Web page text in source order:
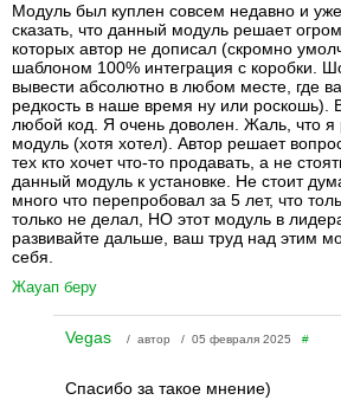
Модуль был куплен совсем недавно и
сказать, что данный модуль решает
которых автор не дописал (скромно
шаблоном 100% интеграция с коробки.
вывести абсолютно в любом месте, где
редкость в наше время ну или роскошь).
любой код. Я очень доволен. Жаль, что я
модуль (хотя хотел). Автор решает
тех кто хочет что-то продавать, а не
данный модуль к установке. Не стоит
много что перепробовал за 5 лет, что
только не делал, НО этот модуль в
развивайте дальше, ваш труд над этим
себя.
Жауап беру
Vegas / автор / 05 февраля 2025 #
Спасибо за такое мнение)